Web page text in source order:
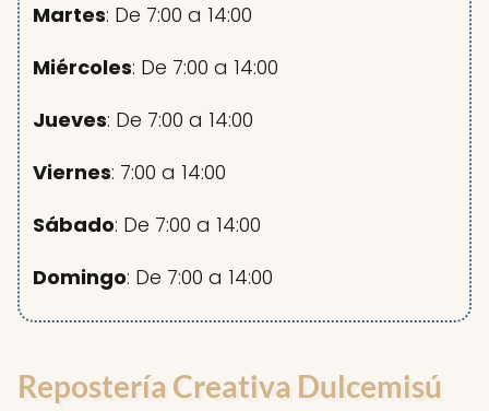
Martes: De 7:00 a 14:00
Miércoles: De 7:00 a 14:00
Jueves: De 7:00 a 14:00
Viernes: 7:00 a 14:00
Sábado: De 7:00 a 14:00
Domingo: De 7:00 a 14:00
Repostería Creativa Dulcemisú